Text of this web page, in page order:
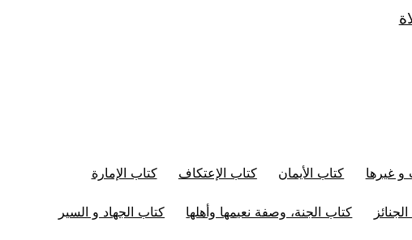
و غيرها كتاب الأيمان كتاب الإعتكاف كتاب الإمارة
كتاب الجنة، وصفة نعيمها وأهلها كتاب الجهاد و السير